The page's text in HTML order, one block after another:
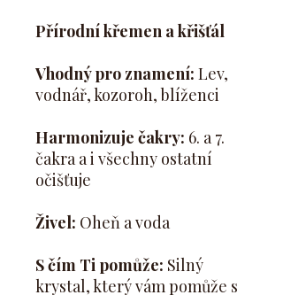
Přírodní křemen a křišťál
Vhodný pro znamení: Lev,
vodnář, kozoroh, blíženci
Harmonizuje čakry: 6. a 7.
čakra a i všechny ostatní
očišťuje
Živel: Oheň a voda
S čím Ti pomůže: Silný
krystal, který vám pomůže s